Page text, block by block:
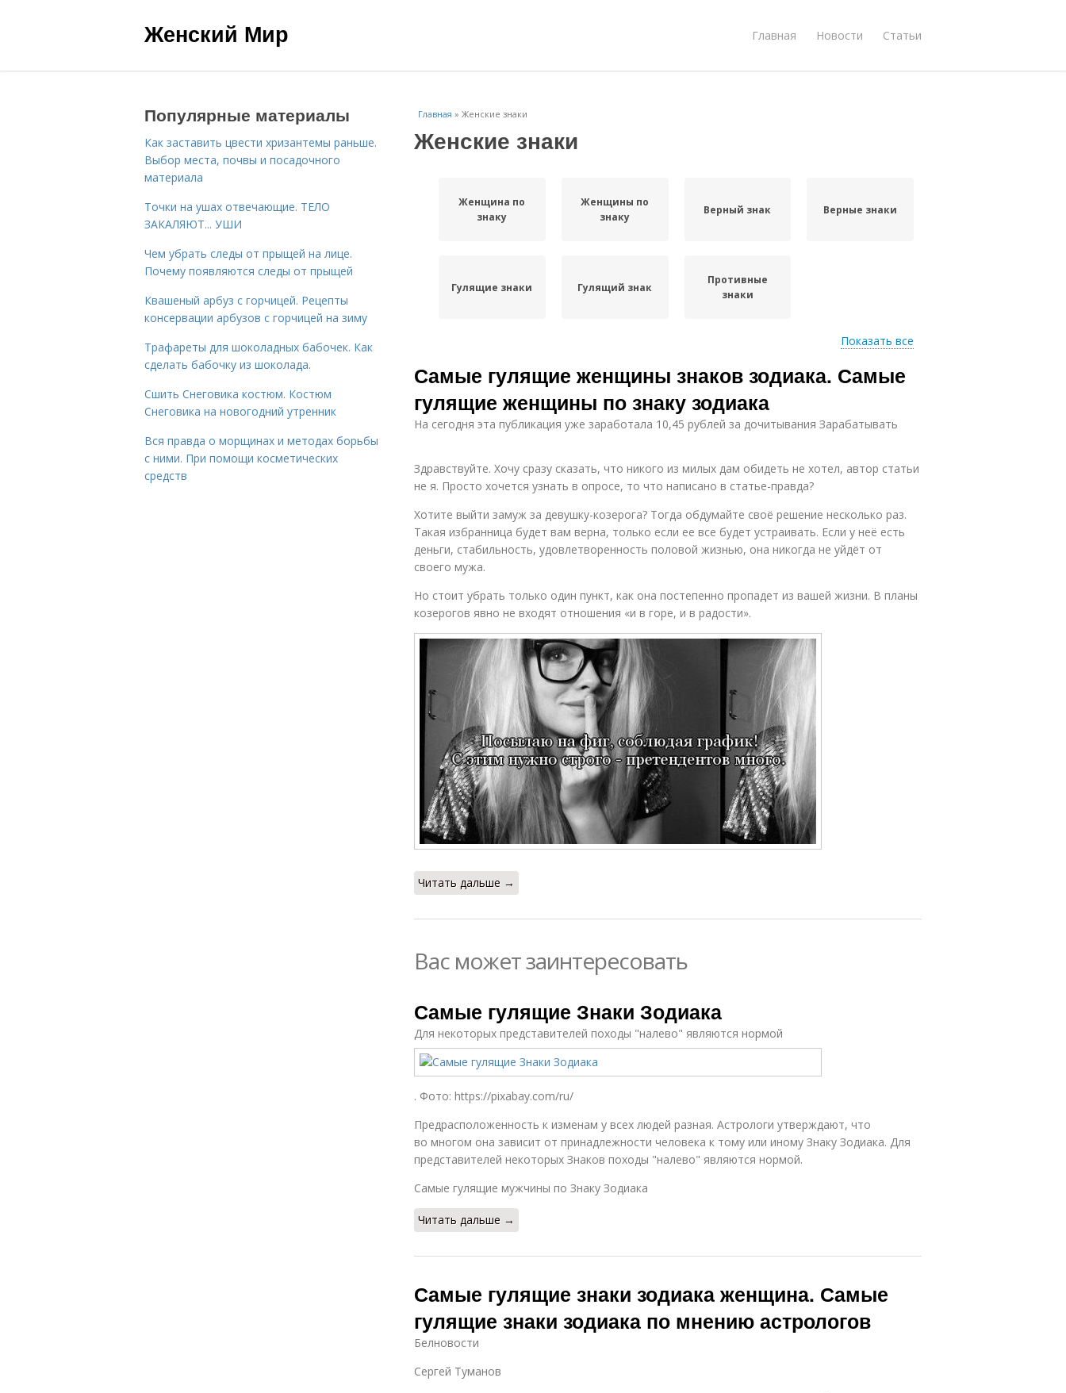
Женский Мир Главная Новости Статьи
Главная » Женские знаки
Женские знаки
Женщина по
знаку
Женщины по
знаку
Верный знак Верные знаки
Гулящие знаки Гулящий знак
Противные
знаки
Показать все
Самые гулящие женщины знаков зодиака. Самые
гулящие женщины по знаку зодиака
На сегодня эта публикация уже заработала 10,45 рублей за дочитывания Зарабатывать
Здравствуйте. Хочу сразу сказать, что никого из милых дам обидеть не хотел, автор статьи
не я. Просто хочется узнать в опросе, то что написано в статье-правда?
Хотите выйти замуж за девушку-козерога? Тогда обдумайте своё решение несколько раз.
Такая избранница будет вам верна, только если ее все будет устраивать. Если у неё есть
деньги, стабильность, удовлетворенность половой жизнью, она никогда не уйдёт от
своего мужа.
Но стоит убрать только один пункт, как она постепенно пропадет из вашей жизни. В планы
козерогов явно не входят отношения «и в горе, и в радости».
Читать дальше →
Вас может заинтересовать
Самые гулящие Знаки Зодиака
Для некоторых представителей походы "налево" являются нормой
. Фото: https://pixabay.com/ru/
Предрасположенность к изменам у всех людей разная. Астрологи утверждают, что
во многом она зависит от принадлежности человека к тому или иному Знаку Зодиака. Для
представителей некоторых Знаков походы "налево" являются нормой.
Самые гулящие мужчины по Знаку Зодиака
Читать дальше →
Самые гулящие знаки зодиака женщина. Самые
гулящие знаки зодиака по мнению астрологов
Белновости
Сергей Туманов
Популярные материалы
Как заставить цвести хризантемы раньше.
Выбор места, почвы и посадочного
материала
Точки на ушах отвечающие. ТЕЛО
ЗАКАЛЯЮТ... УШИ
Чем убрать следы от прыщей на лице.
Почему появляются следы от прыщей
Квашеный арбуз с горчицей. Рецепты
консервации арбузов с горчицей на зиму
Трафареты для шоколадных бабочек. Как
сделать бабочку из шоколада.
Сшить Снеговика костюм. Костюм
Снеговика на новогодний утренник
Вся правда о морщинах и методах борьбы
с ними. При помощи косметических
средств